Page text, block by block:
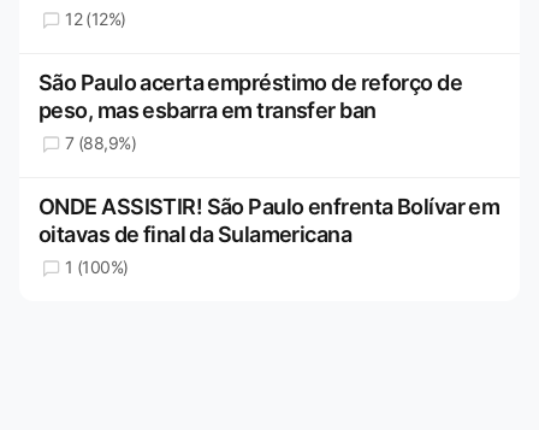
12 (12%)
São Paulo acerta empréstimo de reforço de
peso, mas esbarra em transfer ban
7 (88,9%)
ONDE ASSISTIR! São Paulo enfrenta Bolívar em
oitavas de final da Sulamericana
1 (100%)